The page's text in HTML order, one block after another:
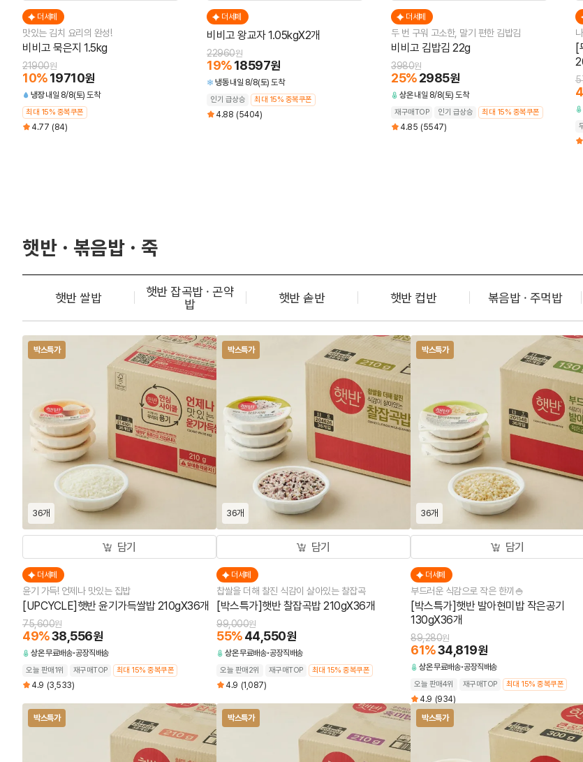
더세페
맛있는 김치 요리의 완성!
비비고 묵은지 1.5kg
10%19710원
21900원
냉장 내일 8/8(토) 도착
최대 15% 중복쿠폰
4.77 (84)
더세페
비비고 왕교자 1.05kgX2개
19%18597원
22960원
냉동 내일 8/8(토) 도착
인기 급상승 최대 15% 중복쿠폰
4.88 (5404)
더세페
두 번 구워 고소한, 말기 편한 김밥김
비비고 김밥김 22g
25%2985원
3980원
상온 내일 8/8(토) 도착
재구매TOP 인기 급상승 최대 15% 중복쿠폰
4.85 (5547)
[
햇반 · 볶음밥 · 죽
햇반 쌀밥 햇반 잡곡밥 · 곤약
밥 햇반 솥반 햇반 컵반 볶음밥 · 주먹밥
박스특가
36개
담기
더세페
윤기 가득! 언제나 맛있는 집밥
[UPCYCLE]햇반 윤기가득쌀밥 210gX36개
49%38,556원
75,600원
상온무료배송 공장직배송
오늘 판매1위 재구매TOP 최대 15% 중복쿠폰
4.9 (3,533)
박스특가
36개
담기
더세페
찹쌀을 더해 찰진 식감이 살아있는 찰잡곡
[박스특가]햇반 찰잡곡밥 210gX36개
55%44,550원
99,000원
상온무료배송 공장직배송
오늘 판매2위 재구매TOP 최대 15% 중복쿠폰
4.9 (1,087)
박스특가
36개
담기
더세페
부드러운 식감으로 작은 한끼🍚
[박스특가]햇반 발아현미밥 작은공기
130gX36개
61%34,819원
89,280원
상온무료배송 공장직배송
오늘 판매4위 재구매TOP 최대 15% 중복쿠폰
4.9 (934)
박스특가 박스특가 박스특가